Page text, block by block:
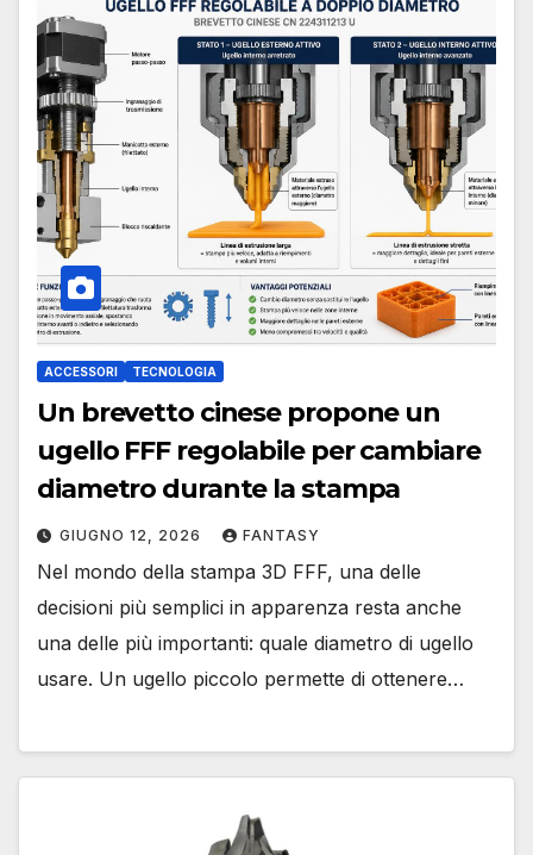
ACCESSORI TECNOLOGIA
Un brevetto cinese propone un
ugello FFF regolabile per cambiare
diametro durante la stampa
GIUGNO 12, 2026 FANTASY
Nel mondo della stampa 3D FFF, una delle
decisioni più semplici in apparenza resta anche
una delle più importanti: quale diametro di ugello
usare. Un ugello piccolo permette di ottenere…